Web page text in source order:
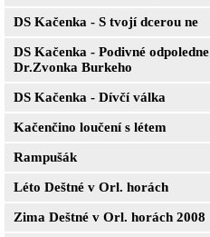
DS Kačenka - S tvojí dcerou ne
DS Kačenka - Podivné odpoledne
Dr.Zvonka Burkeho
DS Kačenka - Dívčí válka
Kačenčino loučení s létem
Rampušák
Léto Deštné v Orl. horách
Zima Deštné v Orl. horách 2008